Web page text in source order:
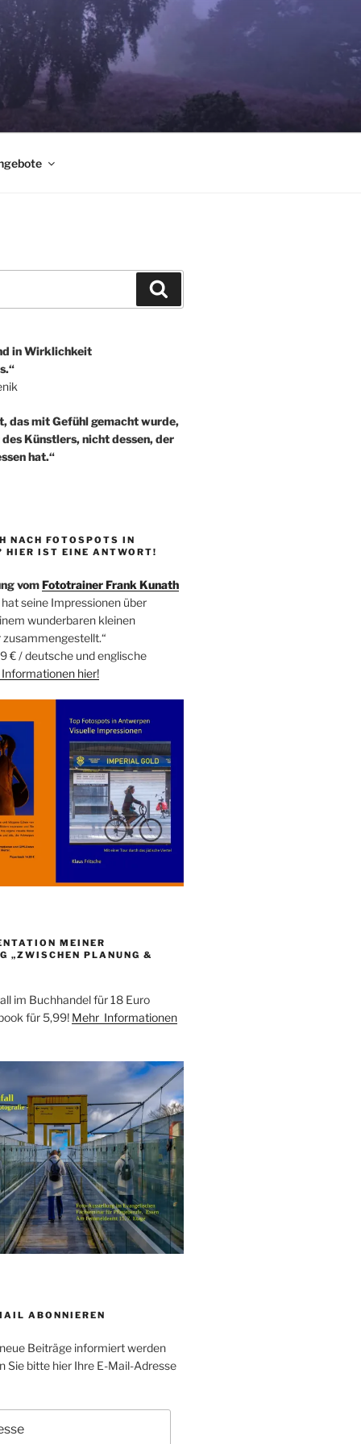
in Wirklichkeit
das mit Gefühl gemacht wurde,
Künstlers, nicht dessen, der
hat.“
NACH FOTOSPOTS IN
HIER IST EINE ANTWORT!
vomFototrainer Frank Kunath
seine Impressionen über
wunderbaren kleinen
€ / deutsche und englische
hier!
MEINER
„ZWISCHEN PLANUNG &
im Buchhandel für 18 Euro
für 5,99! Mehr Informationen
ABONNIEREN
Beiträge informiert werden
Sie bitte hier Ihre E-Mail-Adresse